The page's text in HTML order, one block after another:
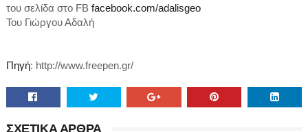
του σελίδα στο FB facebook.com/adalisgeo
Του Γιώργου Αδαλή
Πηγή: http://www.freepen.gr/
ΣΧΕΤΙΚΑ ΑΡΘΡΑ